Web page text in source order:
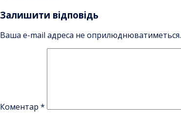
Залишити відповідь
Ваша e-mail адреса не оприлюднюватиметься.
Коментар *